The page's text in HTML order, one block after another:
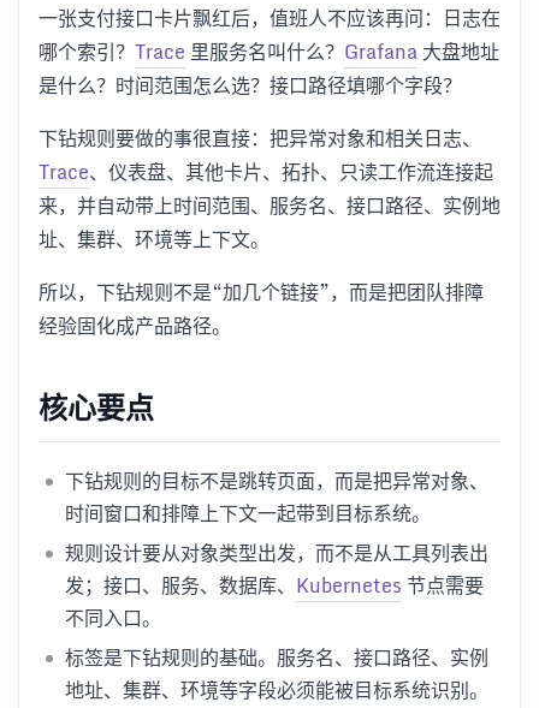
一张支付接口卡片飘红后，值班人不应该再问：日志在
哪个索引？ Trace里服务名叫什么？ Grafana大盘地址
是什么？时间范围怎么选？接口路径填哪个字段？
下钻规则要做的事很直接：把异常对象和相关日志、
Trace、仪表盘、其他卡片、拓扑、只读工作流连接起
来，并自动带上时间范围、服务名、接口路径、实例地
址、集群、环境等上下文。
所以，下钻规则不是“加几个链接”，而是把团队排障
经验固化成产品路径。
核心要点
下钻规则的目标不是跳转页面，而是把异常对象、
时间窗口和排障上下文一起带到目标系统。
规则设计要从对象类型出发，而不是从工具列表出
发；接口、服务、数据库、 Kubernetes节点需要
不同入口。
标签是下钻规则的基础。服务名、接口路径、实例
地址、集群、环境等字段必须能被目标系统识别。